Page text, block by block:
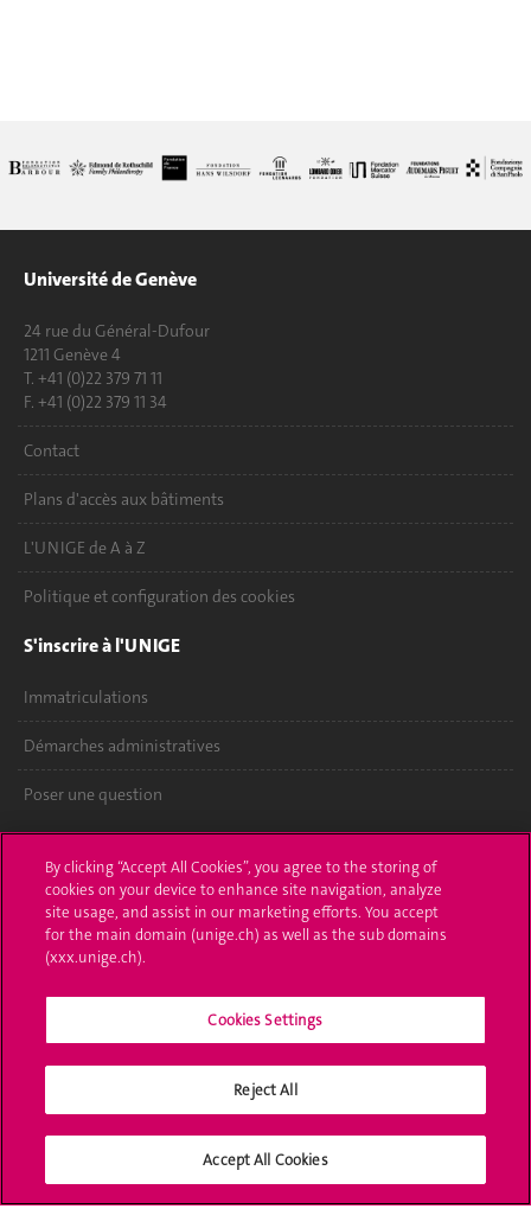
Université de Genève
24 rue du Général-Dufour
1211 Genève 4
T. +41 (0)22 379 71 11
F. +41 (0)22 379 11 34
Contact
Plans d'accès aux bâtiments
L'UNIGE de A à Z
Politique et configuration des cookies
S'inscrire à l'UNIGE
Immatriculations
Démarches administratives
Poser une question
UNIGE Mobile
Médias
Offres d'emploi
Bibliothèque
Médias sociaux UNIGE
By clicking “Accept All Cookies”, you agree to the storing of
cookies on your device to enhance site navigation, analyze
site usage, and assist in our marketing efforts. You accept
for the main domain (unige.ch) as well as the sub domains
(xxx.unige.ch).
Cookies Settings
Reject All
Accept All Cookies